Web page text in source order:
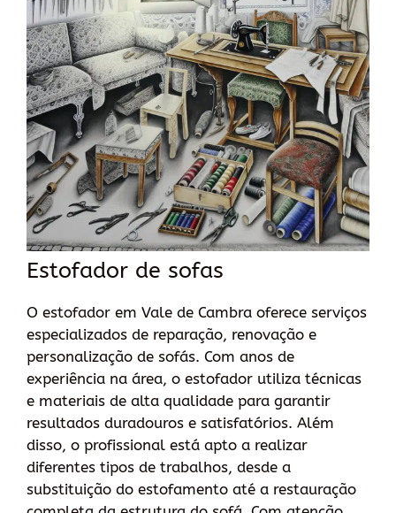
Estofador de sofas
O estofador em Vale de Cambra oferece serviços
especializados de reparação, renovação e
personalização de sofás. Com anos de
experiência na área, o estofador utiliza técnicas
e materiais de alta qualidade para garantir
resultados duradouros e satisfatórios. Além
disso, o profissional está apto a realizar
diferentes tipos de trabalhos, desde a
substituição do estofamento até a restauração